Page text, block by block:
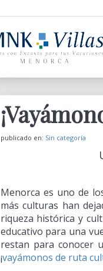
publicado en: Sin categoría
Menorca es uno de
más culturas han
riqueza histórica y
educativo para una
restan para conocer
¡vayámonos de ruta